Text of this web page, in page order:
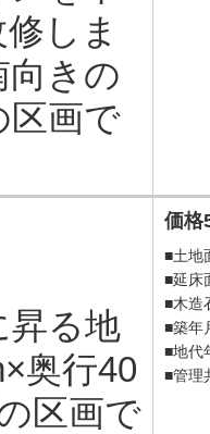
しま
向きの
区画で
昇る地
奥行40
区画で
価格
■土地
■延床
■木造
■築年
■地代
■管理